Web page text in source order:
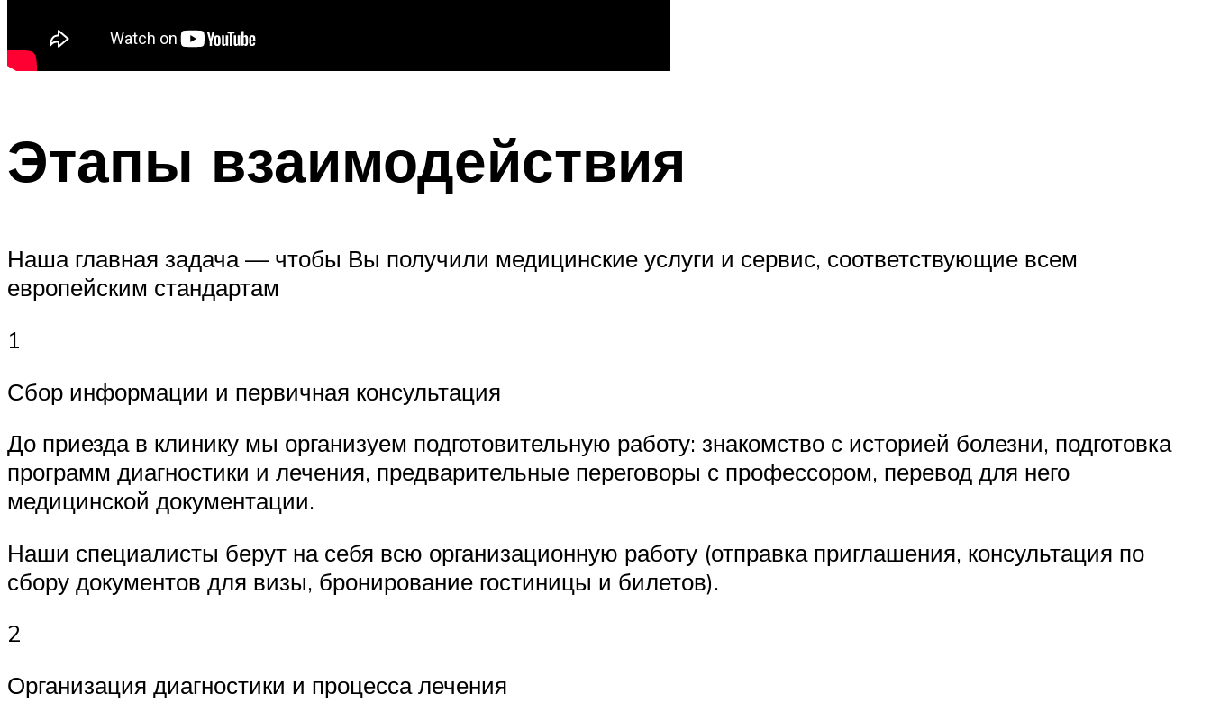
Этапы взаимодействия
Наша главная задача — чтобы Вы получили медицинские услуги и сервис, соответствующие всем
европейским стандартам
1
Сбор информации и первичная консультация
До приезда в клинику мы организуем подготовительную работу: знакомство с историей болезни, подготовка
программ диагностики и лечения, предварительные переговоры с профессором, перевод для него
медицинской документации.
Наши специалисты берут на себя всю организационную работу (отправка приглашения, консультация по
сбору документов для визы, бронирование гостиницы и билетов).
2
Организация диагностики и процесса лечения